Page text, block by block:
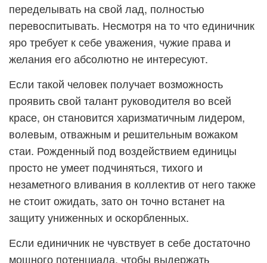
переделывать на свой лад, полностью
перевоспитывать. Несмотря на то что единичник
яро требует к себе уважения, чужие права и
желания его абсолютно не интересуют.
Если такой человек получает возможность
проявить свой талант руководителя во всей
красе, он становится харизматичным лидером,
волевым, отважным и решительным вожаком
стаи. Рожденный под воздействием единицы
просто не умеет подчиняться, тихого и
незаметного вливания в коллектив от него также
не стоит ожидать, зато он точно встанет на
защиту униженных и оскорбленных.
Если единичник не чувствует в себе достаточно
мощного потенциала, чтобы выдержать